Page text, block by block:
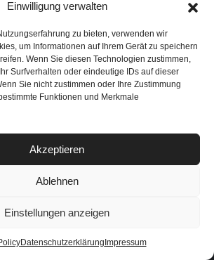
Einwilligung verwalten
zu bieten, verwenden wir
um Informationen auf Ihrem Gerät zu speichern
Wenn Sie diesen Technologien zustimmen,
Surfverhalten oder eindeutige IDs auf dieser
Sie nicht zustimmen oder Ihre Zustimmung
Funktionen und Merkmale
Akzeptieren
Ablehnen
Einstellungen anzeigen
Datenschutzerklärung Impressum